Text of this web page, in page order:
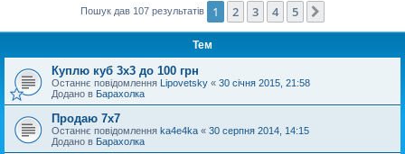
Пошук дав 107 результатів 1 2 3 4 5
Тем
Куплю куб 3х3 до 100 грн
Останнє повідомлення Lipovetsky « 30 січня 2015, 21:58
Додано в Барахолка
Продаю 7х7
Останнє повідомлення ka4e4ka « 30 серпня 2014, 14:15
Додано в Барахолка